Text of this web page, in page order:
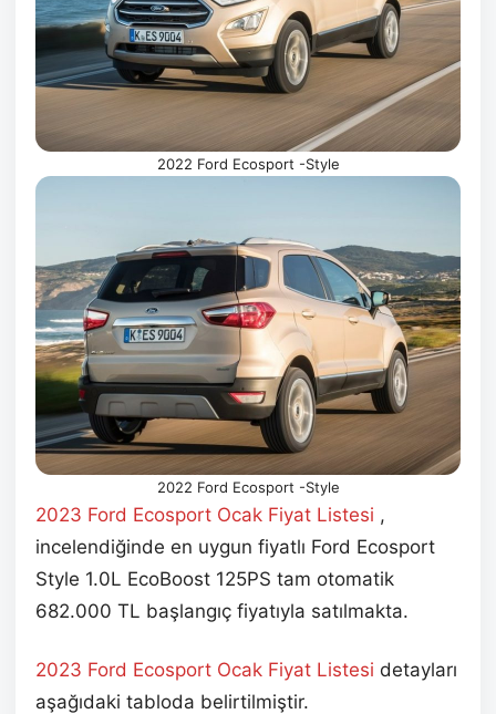
2022 Ford Ecosport -Style
2022 Ford Ecosport -Style
2023 Ford Ecosport Ocak Fiyat Listesi ,
incelendiğinde en uygun fiyatlı Ford Ecosport
Style 1.0L EcoBoost 125PS tam otomatik
682.000 TL başlangıç fiyatıyla satılmakta.
2023 Ford Ecosport Ocak Fiyat Listesi detayları
aşağıdaki tabloda belirtilmiştir.